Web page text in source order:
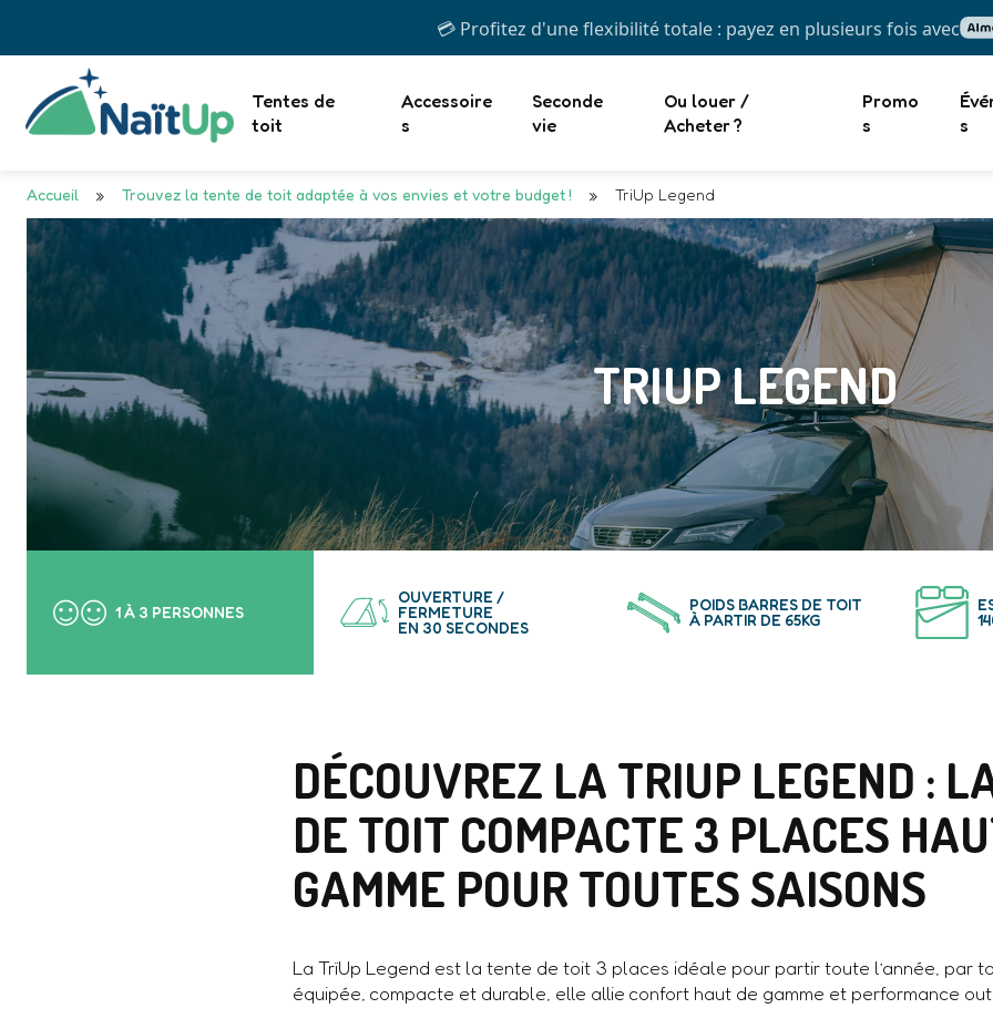
💳 Profitez d'une flexibilité totale : payez en plusieurs fois avec
Tentes de
toit
Accessoire
s
Seconde
vie
Ou louer /
Acheter ?
Promo
s
s
Accueil » Trouvez la tente de toit adaptée à vos envies et votre budget ! » TriUp Legend
TRIUP LEGEND
1 À 3 PERSONNES
OUVERTURE /
FERMETURE
EN 30 SECONDES
POIDS BARRES DE TOIT
À PARTIR DE 65KG
DÉCOUVREZ LA TRIUP LEGEND :
DE TOIT COMPACTE 3 PLACES
GAMME POUR TOUTES SAISONS
La TrïUp Legend est la tente de toit 3 places idéale pour partir toute l’année, par
équipée, compacte et durable, elle allie confort haut de gamme et performance